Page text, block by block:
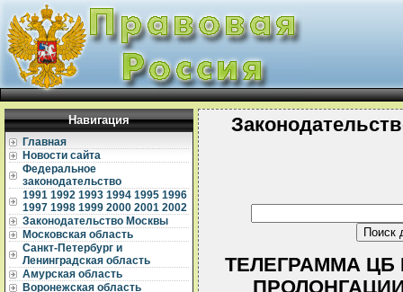
Навигация
Главная
Новости сайта
Федеральное
законодательство
1991 1992 1993 1994 1995 1996
1997 1998 1999 2000 2001 2002
Законодательство Москвы
Московская область
Санкт-Петербург и
Ленинградская область
Амурская область
Воронежская область
ТЕЛЕГРАММА ЦБ